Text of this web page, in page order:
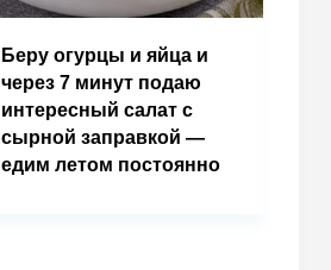
Беру огурцы и яйца и
через 7 минут подаю
интересный салат с
сырной заправкой —
едим летом постоянно